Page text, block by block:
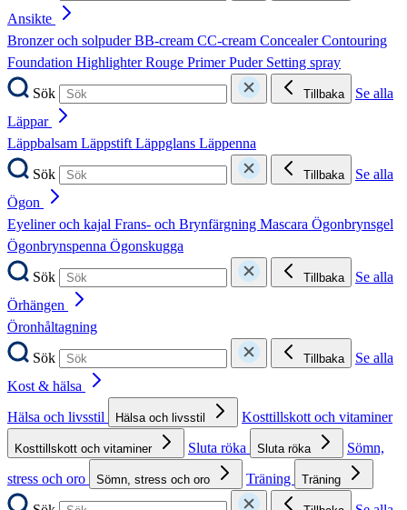
Ansikte
Bronzer och solpuderBB-cream CC-cream ConcealerContouring
Foundation HighlighterRouge PrimerPuder Setting spray
Sök
Tillbaka
Se alla
Läppar
Läppbalsam LäppstiftLäppglans Läppenna
Sök
Tillbaka
Se alla
Ögon
Eyeliner och kajal Frans- och Brynfärgning Mascara Ögonbrynsgel
Ögonbrynspenna Ögonskugga
Sök
Tillbaka
Se alla
Örhängen
Öronhåltagning
Sök
Tillbaka
Se alla
Kost & hälsa
Hälsa och livsstil
Hälsa och livsstil Kosttillskott och vitaminer
Kosttillskott och vitaminer Sluta röka Sluta röka
Sömn,
stress och oro
Sömn, stress och oro Träning Träning